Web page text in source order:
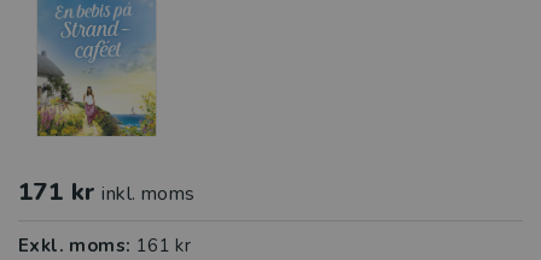
171 kr inkl. moms
Exkl. moms: 161 kr